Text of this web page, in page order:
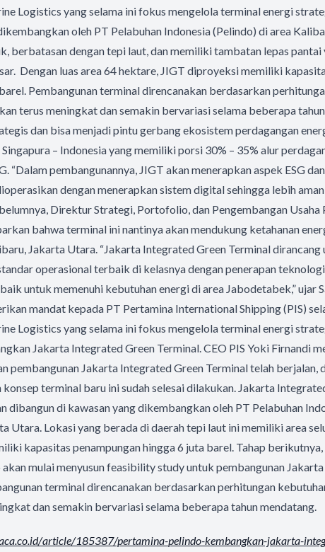
Logistics yang selama ini fokus mengelola terminal energi
oleh PT Pelabuhan Indonesia (Pelindo) di area
berbatasan dengan tepi laut, dan memiliki tambatan lepas pantai
Dengan luas area 64 hektare, JIGT diproyeksi memiliki
Pembangunan terminal direncanakan berdasarkan
terus meningkat dan semakin bervariasi selama beberapa
dan bisa menjadi pintu gerbang ekosistem perdagangan
– Indonesia yang memiliki porsi 30% – 35% alur
“Dalam pembangunannya, JIGT akan menerapkan aspek ESG
dengan menerapkan sistem digital sehingga lebih
Direktur Strategi, Portofolio, dan Pengembangan Usaha
bahwa terminal ini nantinya akan mendukung ketahanan
Jakarta Utara. “Jakarta Integrated Green Terminal
operasional terbaik di kelasnya dengan penerapan
untuk memenuhi kebutuhan energi di area Jabodetabek,” ujar
mandat kepada PT Pertamina International Shipping (PIS)
Logistics yang selama ini fokus mengelola terminal energi
Jakarta Integrated Green Terminal. CEO PIS Yoki Firnandi
pembangunan Jakarta Integrated Green Terminal telah berjalan,
konsep terminal baru ini sudah selesai dilakukan. Jakarta
dibangun di kawasan yang dikembangkan oleh PT Pelabuhan
Utara. Lokasi yang berada di daerah tepi laut ini memiliki area
kapasitas penampungan hingga 6 juta barel. Tahap
akan mulai menyusun feasibility study untuk pembangunan
terminal direncanakan berdasarkan perhitungan
dan semakin bervariasi selama beberapa tahun mendatang.
article/185387/pertamina-pelindo-kembangkan-jakarta-